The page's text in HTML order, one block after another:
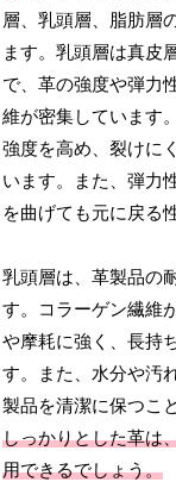
層、乳頭層、脂肪層
ます。乳頭層は真皮
で、革の強度や弾力
維が密集しています
強度を高め、裂けに
います。また、弾力
を曲げても元に戻る
乳頭層は、革製品の
す。コラーゲン繊維
や摩耗に強く、長持
す。また、水分や汚
製品を清潔に保つこ
しっかりとした革は
用できるでしょう。